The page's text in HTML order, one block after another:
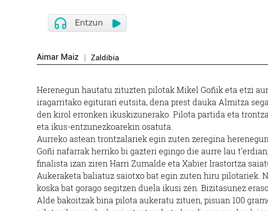
Aimar Maiz Zaldibia
Herenegun hautatu zituzten pilotak Mikel Goñik eta etzi
iragarritako egiturari eutsita, dena prest dauka Almitza
den kirol erronken ikuskizunerako. Pilota partida eta
eta ikus-entzunezkoarekin osatuta.
Aurreko astean trontzalariek egin zuten zeregina
Goñi nafarrak herriko bi gazteri egingo die aurre lau
finalista izan ziren Harri Zumalde eta Xabier Irastortza
Aukeraketa baliatuz saiotxo bat egin zuten hiru pilotariek.
koska bat gorago segitzen duela ikusi zen. Bizitasunez
Alde bakoitzak bina pilota aukeratu zituen, pisuan 100